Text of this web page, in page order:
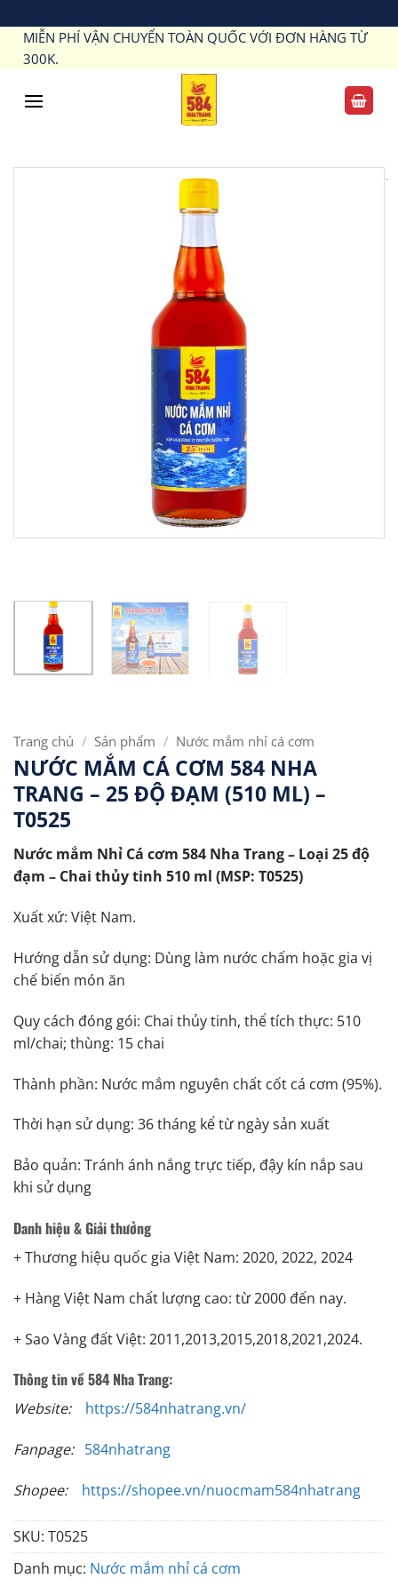
qua
dung
MIỄN PHÍ VẬN CHUYỂN TOÀN QUỐC VỚI ĐƠN HÀNG TỪ
300K.
Trang chủ / Sản phẩm / Nước mắm nhỉ cá cơm
NƯỚC MẮM CÁ CƠM 584 NHA
TRANG – 25 ĐỘ ĐẠM (510 ML) –
T0525
Nước mắm Nhỉ Cá cơm 584 Nha Trang – Loại 25độ
đạm – Chai thủy tinh 510 ml (MSP: T0525)
Xuất xứ: Việt Nam.
Hướng dẫn sử dụng: Dùng làm nước chấm hoặc gia vị
chế biến món ăn
Quy cách đóng gói: Chai thủy tinh, thể tích thực: 510
ml/chai; thùng: 15 chai
Thành phần: Nước mắm nguyên chất cốt cá cơm (95%).
Thời hạn sử dụng: 36 tháng kể từ ngày sản xuất
Bảo quản: Tránh ánh nắng trực tiếp, đậy kín nắp sau
khi sử dụng
Danh hiệu & Giải thưởng
+ Thương hiệu quốc gia Việt Nam: 2020, 2022, 2024
+ Hàng Việt Nam chất lượng cao: từ 2000 đến nay.
+ Sao Vàng đất Việt: 2011,2013,2015,2018,2021,2024.
Thông tin về 584 Nha Trang:
Website: https://584nhatrang.vn/
Fanpage: 584nhatrang
Shopee: https://shopee.vn/nuocmam584nhatrang
SKU: T0525
Danh mục: Nước mắm nhỉ cá cơm